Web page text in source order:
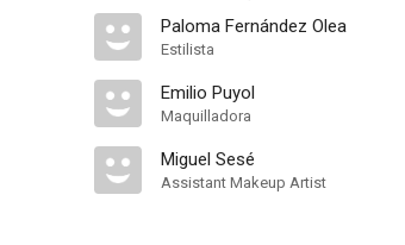
Paloma Fernández Olea
Estilista
Emilio Puyol
Maquilladora
Miguel Sesé
Assistant Makeup Artist